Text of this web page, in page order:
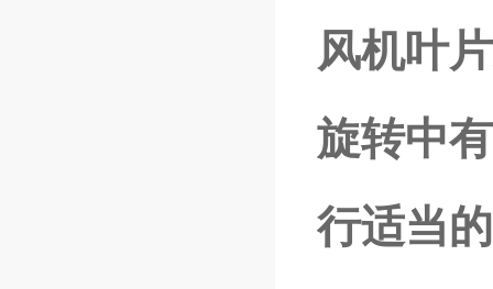
风机叶
旋转中
行适当